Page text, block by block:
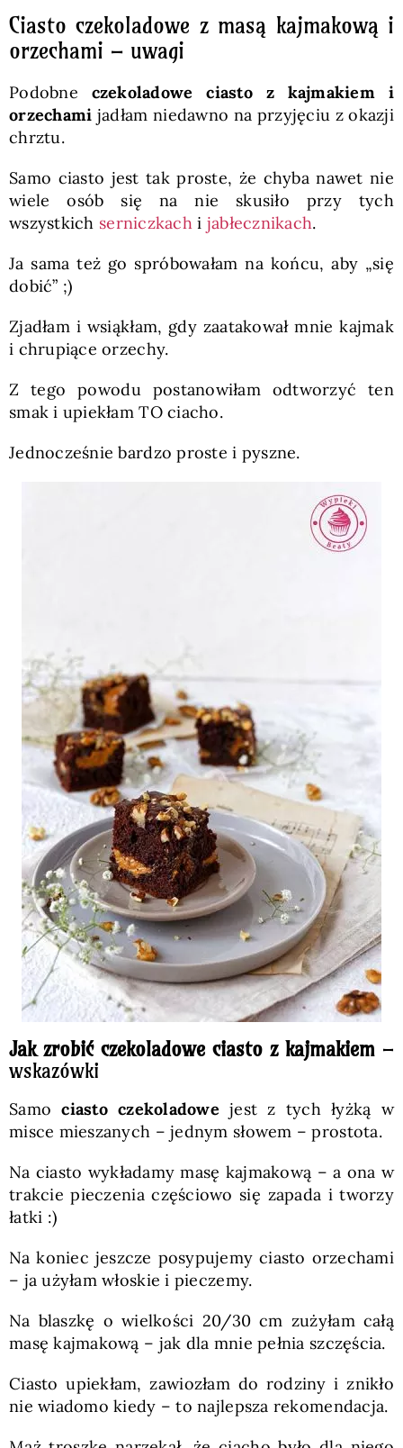
Ciasto czekoladowe z masą kajmakową i
orzechami – uwagi
Podobne czekoladowe ciasto z kajmakiem
i
orzechami jadłam niedawno na przyjęciu z okazji
chrztu.
Samo ciasto jest tak proste, że chyba nawet nie
wiele osób się na nie skusiło przy tych
wszystkich serniczkachi jabłecznikach.
Ja sama też go spróbowałam na końcu, aby „się
dobić” ;)
Zjadłam i wsiąkłam, gdy zaatakował mnie kajmak
i chrupiące orzechy.
Z tego powodu postanowiłam odtworzyć ten
smak i upiekłam TO ciacho.
Jednocześnie bardzo proste i pyszne.
Jak zrobić czekoladowe ciasto z kajmakiem –
wskazówki
Samociasto czekoladowe jest z tych łyżką w
misce mieszanych – jednym słowem – prostota.
Na ciasto wykładamy masę kajmakową – a ona w
trakcie pieczenia częściowo się zapada i tworzy
łatki :)
Na koniec jeszcze posypujemy ciasto orzechami
– ja użyłam włoskie i pieczemy.
Na blaszkę o wielkości 20/30 cm zużyłam całą
masę kajmakową – jak dla mnie pełnia szczęścia.
Ciasto upiekłam, zawiozłam do rodziny i znikło
nie wiadomo kiedy – to najlepsza rekomendacja.